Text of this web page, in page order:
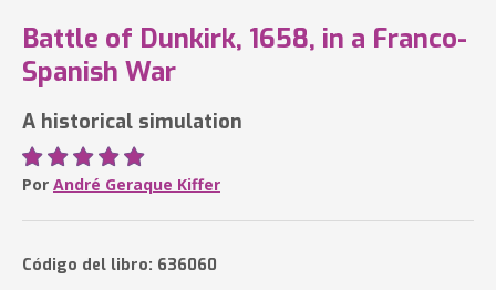
Battle of Dunkirk, 1658, in a Franco-
Spanish War
A historical simulation
Por André Geraque Kiffer
Código del libro: 636060